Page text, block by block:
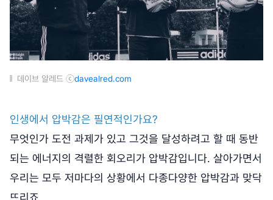
데이브 알레드 ⓒdavealred.com
인생에서 압박감은 필연적인가요?
무엇인가 도전 과제가 있고 그것을 달성하려고 할 때 동반
되는 에너지의 격렬한 회오리가 압박감입니다. 살아가면서
우리는 모두 저마다의 상황에서 다종다양한 압박감과 맞닥